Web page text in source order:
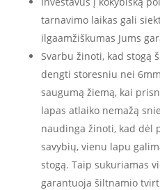
tarnavimo laikas gali
ilgaamžiškumas Jums
Svarbu žinoti, kad stogą
dengti storesniu nei
saugumą žiemą, kai
lapas atlaiko nemažą
naudinga žinoti, kad dėl
savybių, vienu lapu
stogą. Taip sukuriamas
garantuoja šiltnamio